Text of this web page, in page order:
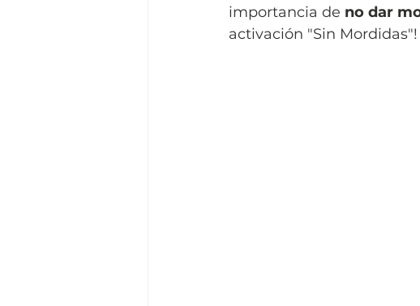
importancia de no dar
activación "Sin Mordidas"!